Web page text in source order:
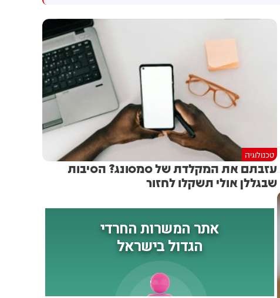
לחשוב, לקחתי את האינטרס
הפוליטי שלי - וזרקתי אותו
הצידה. עוד אמר ארדן שהוצע לו
להיות יו"ר התעשייה האווירית -
אך שר הביטחון כ"ץ סיכל את
המינוי משיקולים פוליטיים. "צריך
לבדוק אם העובדה ששנתיים לא
היה יו"ר לתעשייה האווירית
פגעה בהגנה", הוסיף בנושא
טכנולוגיה
עזבתם את המקלדת של סמסונג? הסיבות
שבגללן אולי תשקלו לחזור